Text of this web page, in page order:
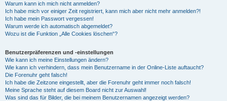
Warum kann ich mich nicht anmelden?
Ich habe mich vor einiger Zeit registriert, kann mich aber nicht mehr anmelden?!
Ich habe mein Passwort vergessen!
Warum werde ich automatisch abgemeldet?
Wozu ist die Funktion „Alle Cookies löschen“?
Benutzerpräferenzen und -einstellungen
Wie kann ich meine Einstellungen ändern?
Wie kann ich verhindern, dass mein Benutzername in der Online-Liste auftaucht?
Die Forenuhr geht falsch!
Ich habe die Zeitzone eingestellt, aber die Forenuhr geht immer noch falsch!
Meine Sprache steht auf diesem Board nicht zur Auswahl!
Was sind das für Bilder, die bei meinem Benutzernamen angezeigt werden?